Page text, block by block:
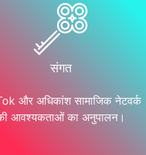
संगत
और अधिकांश सामाजिक नेटवर्क
आवश्यकताओं का अनुपालन।